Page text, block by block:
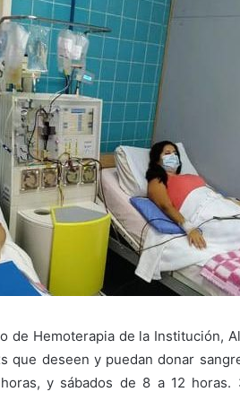
de Hemoterapia de la Institución,
que deseen y puedan donar
y sábados de 8 a 12 horas.